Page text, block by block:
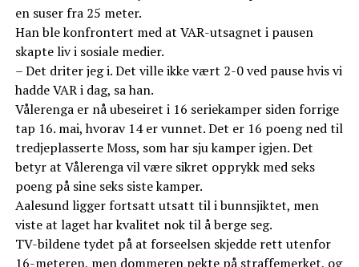
en suser fra 25 meter.
Han ble konfrontert med at VAR-utsagnet i pausen
skapte liv i sosiale medier.
– Det driter jeg i. Det ville ikke vært 2-0 ved pause hvis vi
hadde VAR i dag, sa han.
Vålerenga er nå ubeseiret i 16 seriekamper siden forrige
tap 16. mai, hvorav 14 er vunnet. Det er 16 poeng ned til
tredjeplasserte Moss, som har sju kamper igjen. Det
betyr at Vålerenga vil være sikret opprykk med seks
poeng på sine seks siste kamper.
Aalesund ligger fortsatt utsatt til i bunnsjiktet, men
viste at laget har kvalitet nok til å berge seg.
TV-bildene tydet på at forseelsen skjedde rett utenfor
16-meteren, men dommeren pekte på straffemerket, og